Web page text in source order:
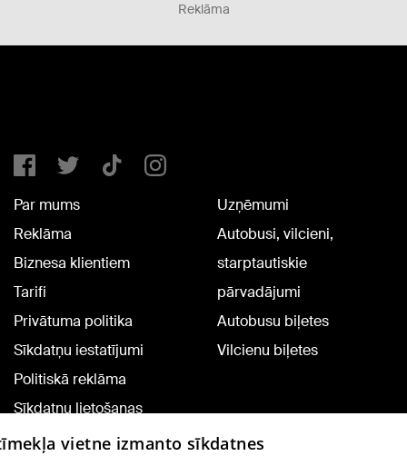
Reklāma
Par mums
Reklāma
Biznesa klientiem
Tarifi
Privātuma politika
Sīkdatņu iestatījumi
Politiskā reklāma
Sīkdatņu lietošanas
noteikumi
Uzņēmumi
Autobusi, vilcieni,
starptautiskie
pārvadājumi
Autobusu biļetes
Vilcienu biļetes
vietne izmanto sīkdatnes